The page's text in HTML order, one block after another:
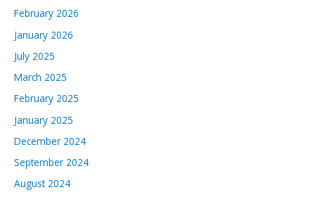
February 2026
January 2026
July 2025
March 2025
February 2025
January 2025
December 2024
September 2024
August 2024